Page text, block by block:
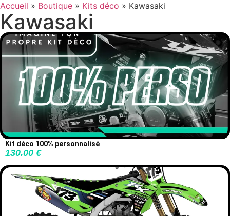
Accueil » Boutique » Kits déco » Kawasaki
Kawasaki
Kit déco 100% personnalisé
130.00 €